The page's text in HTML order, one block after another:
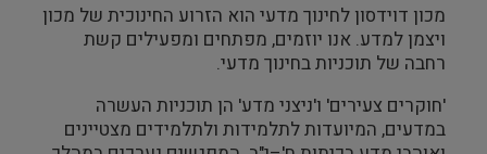
מכון דוידסון לחינוך מדעי הוא הזרוע החינוכית של מכון
ויצמן למדע. אנו יוזמים, מפתחים ומפעילים קשת
רחבה של תוכניות בחינוך מדעי.
'חוקרים צעירים' ו'ניצני מדע' הן תוכניות העשרה
במדעים, המיועדות לתלמידות ולתלמידים מצטיינים